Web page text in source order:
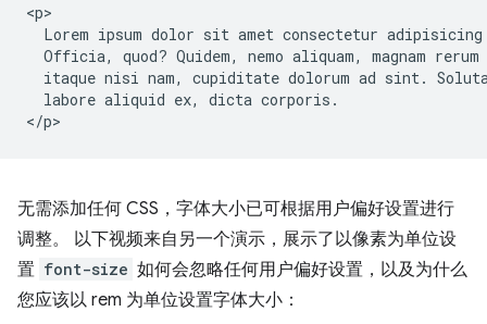
<p>
Lorem ipsum dolor sit amet consectetur adipisicing
Officia, quod? Quidem, nemo aliquam, magnam rerum
itaque nisi nam, cupiditate dolorum ad sint.
  labore aliquid ex, dicta corporis.
无需添加任何 CSS，字体大小已可根据用户偏好设置进行
调整。 以下视频来自另一个演示，展示了以像素为单位设
置 font-size 如何会忽略任何用户偏好设置，以及为什么
您应该以 rem 为单位设置字体大小：